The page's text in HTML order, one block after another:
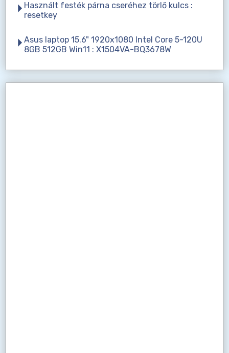
Használt festék párna cseréhez törlő kulcs :
resetkey
Asus laptop 15.6" 1920x1080 Intel Core 5-120U
8GB 512GB Win11 : X1504VA-BQ3678W